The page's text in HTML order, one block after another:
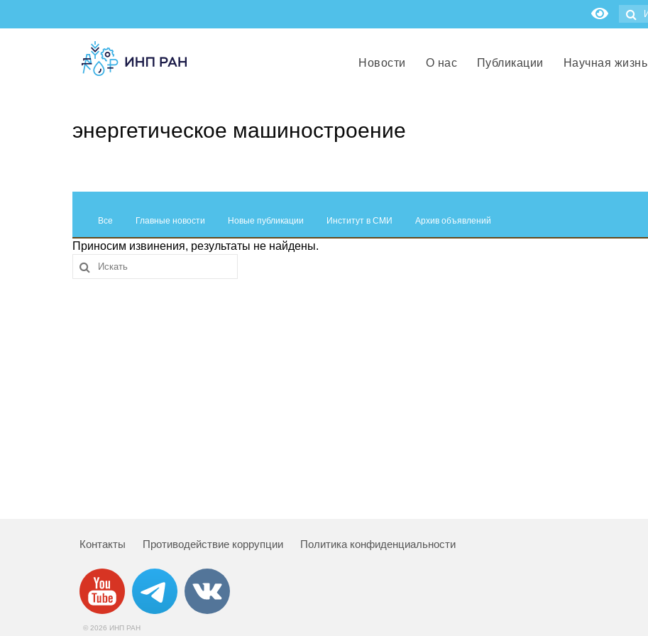
Новости О нас Публикации Научная жизнь
энергетическое машиностроение
Все Главные новости Новые публикации Институт в СМИ Архив объявлений
Приносим извинения, результаты не найдены.
Контакты Противодействие коррупции Политика конфиденциальности
© 2026 ИНП РАН